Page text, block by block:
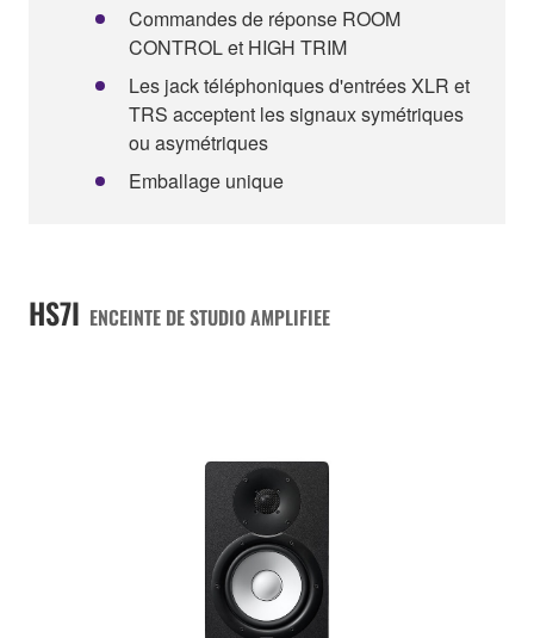
Commandes de réponse ROOM
CONTROL et HIGH TRIM
Les jack téléphoniques d'entrées XLR et
TRS acceptent les signaux symétriques
ou asymétriques
Emballage unique
HS7I ENCEINTE DE STUDIO AMPLIFIEE